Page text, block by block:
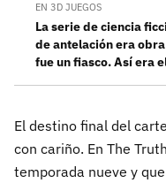
EN 3D JUEGOS
La serie de ciencia
de antelación era
fue un fiasco. Así era
El destino final del
con cariño. En The
temporada nueve y